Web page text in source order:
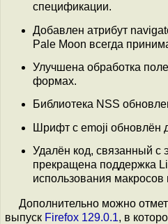
спецификации.
Добавлен атрибут
Pale Moon всегда
Улучшена обработка
формах.
Библиотека NSS
Шрифт с emoji обновлён
Удалён код, связанный с
прекращена поддержка
использования макросов
Дополнительно можно
выпуск Firefox 129.0.1, в